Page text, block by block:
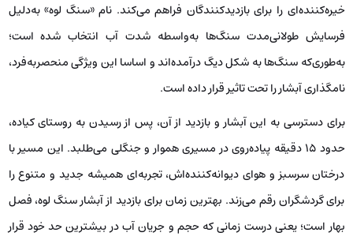
خیره‌کننده‌ای را برای بازدیدکنندگان فراهم می‌کند. نام «سنگ لوه» به‌دلیل
فرسایش طولانی‌مدت سنگ‌ها به‌واسطه شدت آب انتخاب شده است؛
به‌طوری‌که سنگ‌ها به شکل دیگ درآمده‌اند و اساسا این ویژگی منحصربه‌فرد،
نامگذاری آبشار را تحت تاثیر قرار داده است.
برای دسترسی به این آبشار و بازدید از آن، پس از رسیدن به روستای کیاده،
حدود ۱۵ دقیقه پیاده‌روی در مسیری هموار و جنگلی می‌طلبد. این مسیر با
درختان سرسبز و هوای دیوانه‌کننده‌اش، تجربه‌ای همیشه جدید و متنوع را
برای گردشگران رقم می‌زند. بهترین زمان برای بازدید از آبشار سنگ لوه، فصل
بهار است؛ یعنی درست زمانی که حجم و جریان آب در بیشترین حد خود قرار